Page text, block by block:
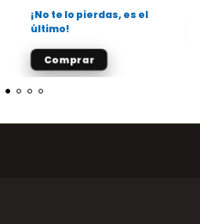
¡No te lo pierdas, es el
último!